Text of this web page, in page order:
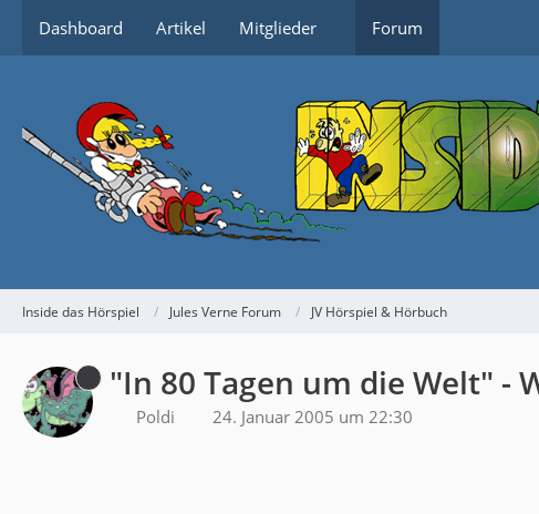
Dashboard Artikel Mitglieder Forum
Inside das Hörspiel Jules Verne Forum JV Hörspiel & Hörbuch
"In 80 Tagen um die Welt" -
Poldi 24. Januar 2005 um 22:30